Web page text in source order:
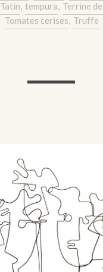
Tatin, tempura, Terrine
Tomates cerises, Truffe